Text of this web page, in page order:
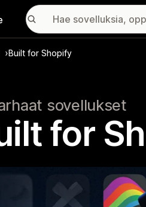
Built for Shopify
sovellukset
for